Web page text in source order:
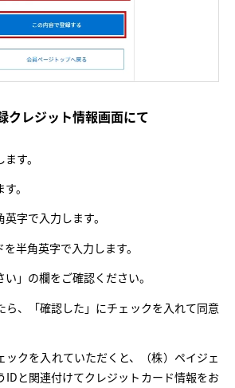
クレジット情報画面にて
す。
。
字で入力します。
半角英字で入力します。
」の欄をご確認ください。
、「確認した」にチェックを入れて同意
クを入れていただくと、（株）ペイジェ
IDと関連付けてクレジットカード情報をお